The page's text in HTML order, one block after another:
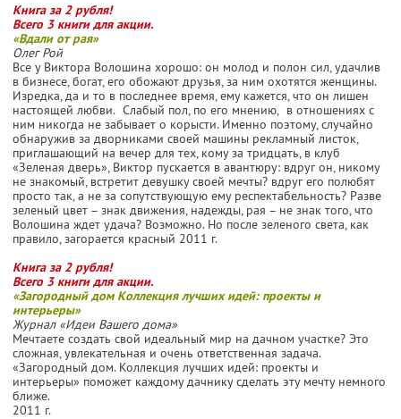
Книга за 2 рубля!
Всего 3 книги для акции.
«Вдали от рая»
Олег Рой
Все у Виктора Волошина хорошо: он молод и полон сил, удачлив
в бизнесе, богат, его обожают друзья, за ним охотятся женщины.
Изредка, да и то в последнее время, ему кажется, что он лишен
настоящей любви. Слабый пол, по его мнению, в отношениях с
ним никогда не забывает о корысти. Именно поэтому, случайно
обнаружив за дворниками своей машины рекламный листок,
приглашающий на вечер для тех, кому за тридцать, в клуб
«Зеленая дверь», Виктор пускается в авантюру: вдруг он, никому
не знакомый, встретит девушку своей мечты? вдруг его полюбят
просто так, а не за сопутствующую ему респектабельность? Разве
зеленый цвет – знак движения, надежды, рая – не знак того, что
Волошина ждет удача? Возможно. Но после зеленого света, как
правило, загорается красный 2011 г.
Книга за 2 рубля!
Всего 3 книги для акции.
«Загородный дом Коллекция лучших идей: проекты и
интерьеры»
Журнал «Идеи Вашего дома»
Мечтаете создать свой идеальный мир на дачном участке? Это
сложная, увлекательная и очень ответственная задача.
«Загородный дом. Коллекция лучших идей: проекты и
интерьеры» поможет каждому дачнику сделать эту мечту немного
ближе.
2011 г.